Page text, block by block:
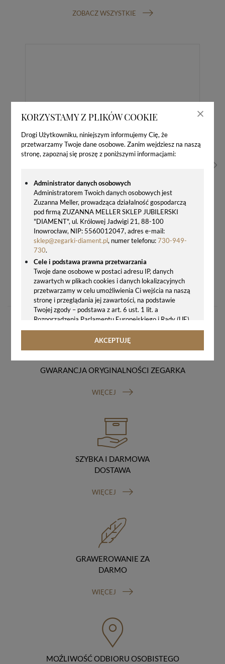
KORZYSTAMY Z PLIKÓW COOKIE
Drogi Użytkowniku, niniejszym informujemy Cię, że
przetwarzamy Twoje dane osobowe. Zanim wejdziesz na naszą
stronę, zapoznaj się proszę z poniższymi informacjami:
Administrator danych osobowych
Administratorem Twoich danych osobowych jest
Zuzanna Meller, prowadząca działalność gospodarczą
pod firmą ZUZANNA MELLER SKLEP JUBILERSKI
"DIAMENT", ul. Królowej Jadwigi 21, 88-100
Inowrocław, NIP: 5560012047, adres e-mail:
sklep@zegarki-diament.pl, numer telefonu:730-949-
730.
Cele i podstawa prawna przetwarzania
Twoje dane osobowe w postaci adresu IP, danych
zawartych w plikach cookies i danych lokalizacyjnych
przetwarzamy w celu umożliwienia Ci wejścia na naszą
stronę i przeglądania jej zawartości, na podstawie
Twojej zgody – podstawa z art. 6 ust. 1 lit. a
Rozporządzenia Parlamentu Europejskiego i Rady (UE)
2016/679 z 27.04.2016 r. w sprawie ochrony osób
fizycznych w związku z przetwarzaniem danych
rozporządzenie o ochronie danych, tj. RODO).
Twoje dane osobowe możemy udostępniać
hostingodawcy. Takie podmioty przetwarzają dane na
poleceniami. Przekazujemy Twoje dane poza teren
Polski/UE/Europejskiego Obszaru Gospodarczego.
Okres przechowywania danych
Twoje dane przechowujemy do czasu posiadania
udzielonej przez Ciebie zgody.
otrzymania ich kopii, prawo do sprostowania
(poprawiania) swoich danych, prawo do usunięcia
abyśmy przetwarzali Twoje dane, możesz zażądać,
abyśmy je usunęli), prawo do ograniczenia
przetwarzania danych (możesz zażądać, abyśmy
ograniczyli przetwarzanie Twoich danych osobowych
wyłącznie do ich przechowywania lub wykonywania
mamy nieprawidłowe dane na Twój temat lub
sprzeciwu wobec przetwarzania danych, prawo do
Osobowych, ul. Stawki 2, 00-193 Warszawa) oraz
prawo do cofnięcia zgody na przetwarzanie danych
osobowych (masz prawo cofnięcia zgody na
cofnięcie zgody nie ma wpływu na zgodność z prawem
AKCEPTUJĘ
ZOBACZ WSZYSTKIE
129,00 zł
GWARANCJA ORYGINALNOŚCI ZEGARKA
WIĘCEJ
SZYBKA I DARMOWA
DOSTAWA
WIĘCEJ
GRAWEROWANIE ZA
DARMO
WIĘCEJ
MOŹLIWOŚĆ ODBIORU OSOBISTEGO